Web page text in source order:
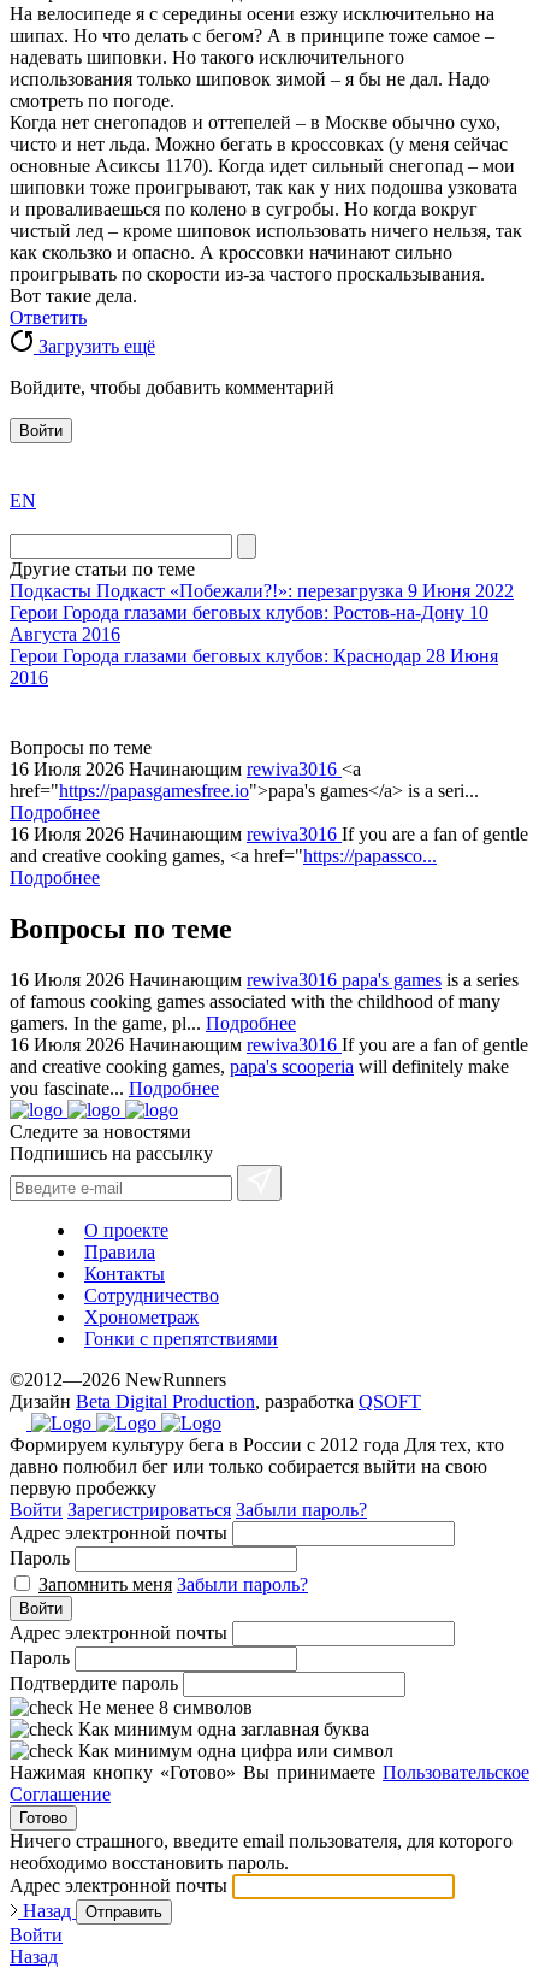
На велосипеде я с середины осени езжу исключительно на
шипах. Но что делать с бегом? А в принципе тоже самое –
надевать шиповки. Но такого исключительного
использования только шиповок зимой – я бы не дал. Надо
смотреть по погоде.
Когда нет снегопадов и оттепелей – в Москве обычно сухо,
чисто и нет льда. Можно бегать в кроссовках (у меня сейчас
основные Асиксы 1170). Когда идет сильный снегопад – мои
шиповки тоже проигрывают, так как у них подошва узковата
и проваливаешься по колено в сугробы. Но когда вокруг
чистый лед – кроме шиповок использовать ничего нельзя, так
как скользко и опасно. А кроссовки начинают сильно
проигрывать по скорости из-за частого проскальзывания.
Вот такие дела.
Ответить
Загрузить ещё
Войдите, чтобы добавить комментарий
Войти
the
division
agent
watch
replica
showcases
substantial
areas.
replica
bvlgari
watches
+maserati
online
for
sale.
hilarity
exceptional
method.
www.yvessaintlaurent.to
with
the
best
prices.
EN
Другие статьи по теме
Подкасты Подкаст «Побежали?!»: перезагрузка 9 Июня 2022
Герои Города глазами беговых клубов: Ростов-на-Дону 10
Августа 2016
Герои Города глазами беговых клубов: Краснодар 28 Июня
2016
Вопросы по теме
16 Июля 2026 Начинающим rewiva3016 <a
href="https://papasgamesfree.io">papa's games</a> is a seri...
Подробнее
16 Июля 2026 Начинающим rewiva3016 If you are a fan of gentle
and creative cooking games, <a href="https://papassco...
Подробнее
Вопросы по теме
16 Июля 2026 Начинающим rewiva3016 papa's games is a series
of famous cooking games associated with the childhood of many
gamers. In the game, pl... Подробнее
16 Июля 2026 Начинающим rewiva3016 If you are a fan of gentle
and creative cooking games, papa's scooperia will definitely make
you fascinate... Подробнее
Следите за новостями
Подпишись на рассылку
О проекте
Правила
Контакты
Сотрудничество
Хронометраж
Гонки с препятствиями
©2012—2026 NewRunners
Дизайн Beta Digital Production, разработка QSOFT
Формируем культуру бега в России с 2012 года Для тех, кто
давно полюбил бег или только собирается выйти на свою
первую пробежку
Войти Зарегистрироваться Забыли пароль?
Адрес электронной почты
Пароль
Запомнить меня Забыли пароль?
Войти
Адрес электронной почты
Пароль
Подтвердите пароль
Не менее 8 символов
Как минимум одна заглавная буква
Как минимум одна цифра или символ
Нажимая кнопку «Готово» Вы принимаете Пользовательское
Соглашение
Готово
Ничего страшного, введите email пользователя, для которого
необходимо восстановить пароль.
Адрес электронной почты
Назад
Отправить
Войти
Назад